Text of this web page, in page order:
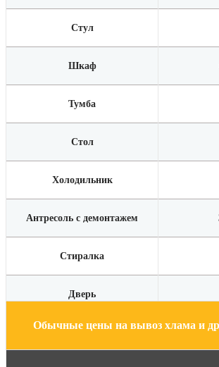
Стул
Шкаф
Тумба
Стол
Холодильник
Антресоль с демонтажем
Стиралка
Дверь
Плитка
Обычные цены на вывоз хлама и